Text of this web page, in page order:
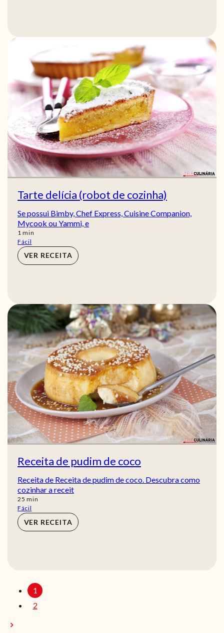
Tarte delícia (robot de cozinha)
Se possui Bimby, Chef Express, Cuisine Companion,
Mycook ou Yammi, e
1 min
min
Fácil
VER RECEITA
Receita de pudim de coco
Receita de Receita de pudim de coco. Descubra como
cozinhar a receit
25 min
min
Fácil
VER RECEITA
1
2